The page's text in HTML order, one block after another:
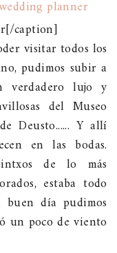
caption]
visitar todos los
pudimos subir a
lujo y
del Museo
Deusto...... Y allí
en las bodas.
de lo más
estaba todo
día pudimos
un poco de viento